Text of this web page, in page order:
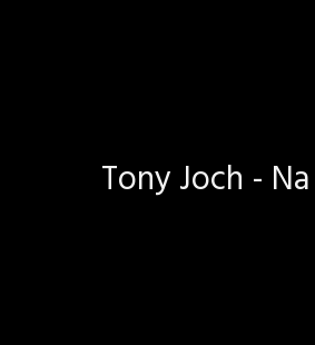
Tony Joch -